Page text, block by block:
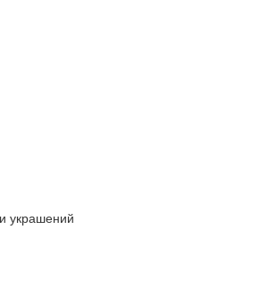
украшений